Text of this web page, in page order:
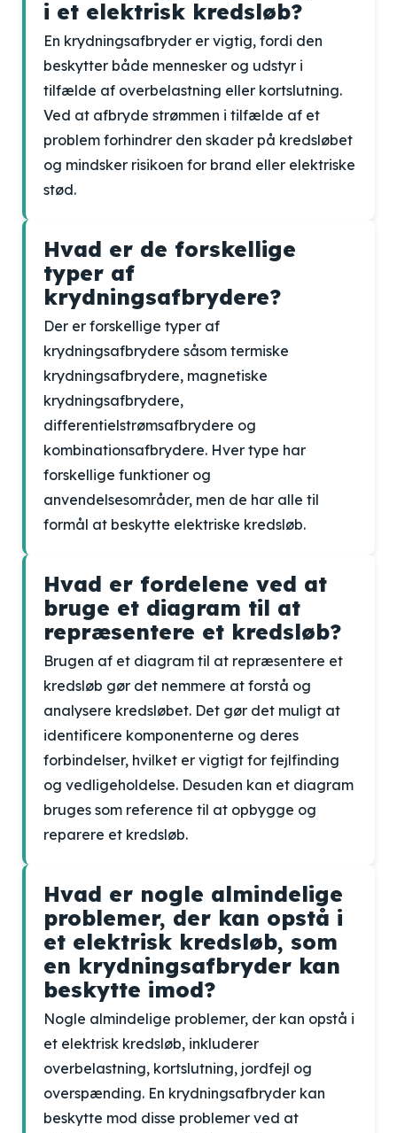
i et elektrisk kredsløb?
En krydningsafbryder er vigtig, fordi den
beskytter både mennesker og udstyr i
tilfælde af overbelastning eller kortslutning.
Ved at afbryde strømmen i tilfælde af et
problem forhindrer den skader på kredsløbet
og mindsker risikoen for brand eller elektriske
stød.
Hvad er de forskellige
typer af
krydningsafbrydere?
Der er forskellige typer af
krydningsafbrydere såsom termiske
krydningsafbrydere, magnetiske
krydningsafbrydere,
differentielstrømsafbrydere og
kombinationsafbrydere. Hver type har
forskellige funktioner og
anvendelsesområder, men de har alle til
formål at beskytte elektriske kredsløb.
Hvad er fordelene ved at
bruge et diagram til at
repræsentere et kredsløb?
Brugen af et diagram til at repræsentere et
kredsløb gør det nemmere at forstå og
analysere kredsløbet. Det gør det muligt at
identificere komponenterne og deres
forbindelser, hvilket er vigtigt for fejlfinding
og vedligeholdelse. Desuden kan et diagram
bruges som reference til at opbygge og
reparere et kredsløb.
Hvad er nogle almindelige
problemer, der kan opstå i
et elektrisk kredsløb, som
en krydningsafbryder kan
beskytte imod?
Nogle almindelige problemer, der kan opstå i
et elektrisk kredsløb, inkluderer
overbelastning, kortslutning, jordfejl og
overspænding. En krydningsafbryder kan
beskytte mod disse problemer ved at